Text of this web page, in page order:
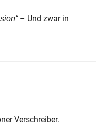
– Und zwar in
Verschreiber.